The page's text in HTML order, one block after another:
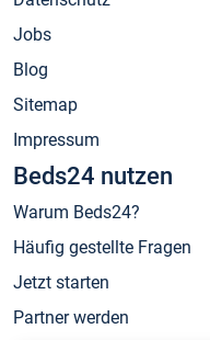
Jobs
Blog
Sitemap
Impressum
Beds24 nutzen
Warum Beds24?
Häufig gestellte Fragen
Jetzt starten
Partner werden